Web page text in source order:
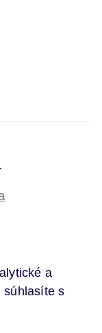
a
súhlasíte s